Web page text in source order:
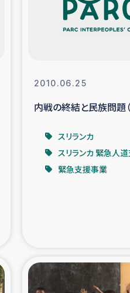
リー・リサイクル・プロジ
および教育支援
民子ども支援
との共生
2010.06.25
内戦の終結と民族問題（
スリランカ
スリランカ 緊急人
緊急支援事業